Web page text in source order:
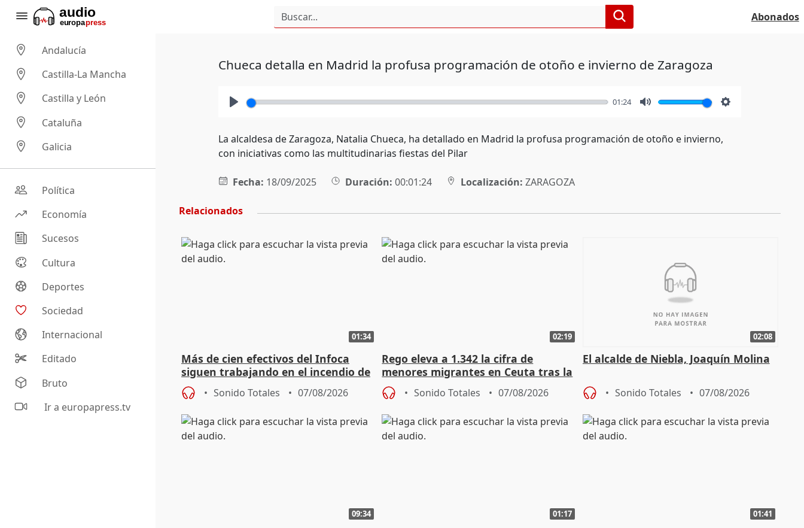
Abonados
Andalucía
Castilla-La Mancha
Castilla y León
Cataluña
Galicia
Política
Economía
Sucesos
Cultura
Deportes
Sociedad
Internacional
Editado
Bruto
Ir a europapress.tv
Chueca detalla en Madrid la profusa programación de otoño e invierno de Zaragoza
01:24
La alcaldesa de Zaragoza, Natalia Chueca, ha detallado en Madrid la profusa programación de otoño e invierno,
con iniciativas como las multitudinarias fiestas del Pilar
Fecha: 18/09/2025 Duración: 00:01:24 Localización: ZARAGOZA
Relacionados
01:34
Más de cien efectivos del Infoca
siguen trabajando en el incendio de
Niebla (Huelva)
Sonido Totales 07/08/2026
02:19
Rego eleva a 1.342 la cifra de
menores migrantes en Ceuta tras la
entrada masiva
Sonido Totales 07/08/2026
02:08
El alcalde de Niebla, Joaquín Molina
Sonido Totales 07/08/2026
09:34 01:17 01:41